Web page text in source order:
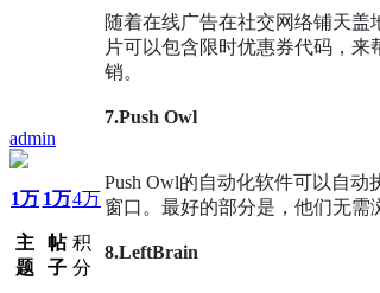
admin
1万
主
题
1万
帖
子
4万
积
分
随着在线广告在社交网络铺天
片可以包含限时优惠券代码，
销。
7.Push Owl
Push Owl的自动化软件可以自
窗口。最好的部分是，他们无需
8.LeftBrain